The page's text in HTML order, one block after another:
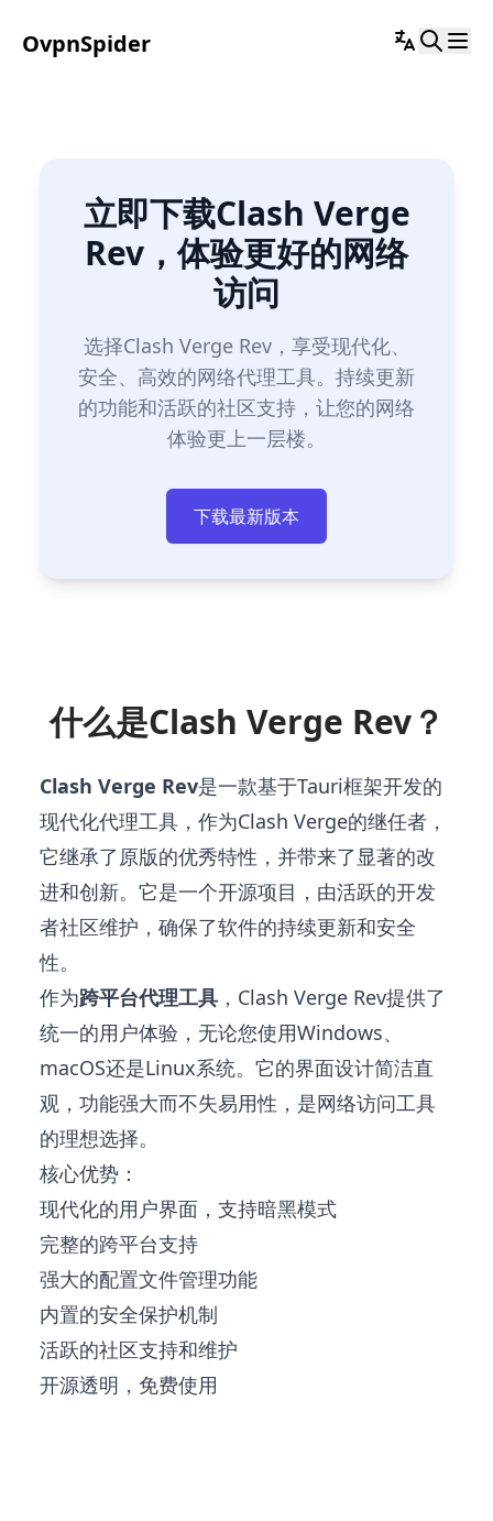
OvpnSpider
立即下载Clash Verge
Rev，体验更好的网络
访问
选择Clash Verge Rev，享受现代化、
安全、高效的网络代理工具。持续更新
的功能和活跃的社区支持，让您的网络
体验更上一层楼。
下载最新版本
什么是Clash Verge Rev？
Clash Verge Rev是一款基于Tauri框架开发的
现代化代理工具，作为Clash Verge的继任者，
它继承了原版的优秀特性，并带来了显著的改
进和创新。它是一个开源项目，由活跃的开发
者社区维护，确保了软件的持续更新和安全
性。
作为跨平台代理工具 ，Clash Verge Rev提供了
统一的用户体验，无论您使用Windows、
macOS还是Linux系统。它的界面设计简洁直
观，功能强大而不失易用性，是网络访问工具
的理想选择。
核心优势：
现代化的用户界面，支持暗黑模式
完整的跨平台支持
强大的配置文件管理功能
内置的安全保护机制
活跃的社区支持和维护
开源透明，免费使用